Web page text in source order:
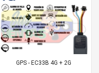
GPS - EC33B 4G + 2G